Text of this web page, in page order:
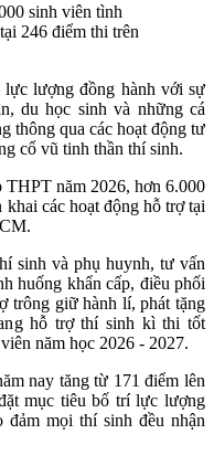
sinh viên tình
246 điểm thi trên
lượng đồng hành với sự
du học sinh và những cá
thông qua các hoạt động tư
cổ vũ tinh thần thí sinh.
năm 2026, hơn 6.000
các hoạt động hỗ trợ tại
sinh và phụ huynh, tư vấn
huống khẩn cấp, điều phối
trông giữ hành lí, phát tặng
hỗ trợ thí sinh kì thi tốt
năm học 2026 - 2027.
nay tăng từ 171 điểm lên
mục tiêu bố trí lực lượng
đảm mọi thí sinh đều nhận